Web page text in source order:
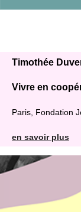
Timothée
Vivre en
Paris, Fondation
en savoir plus